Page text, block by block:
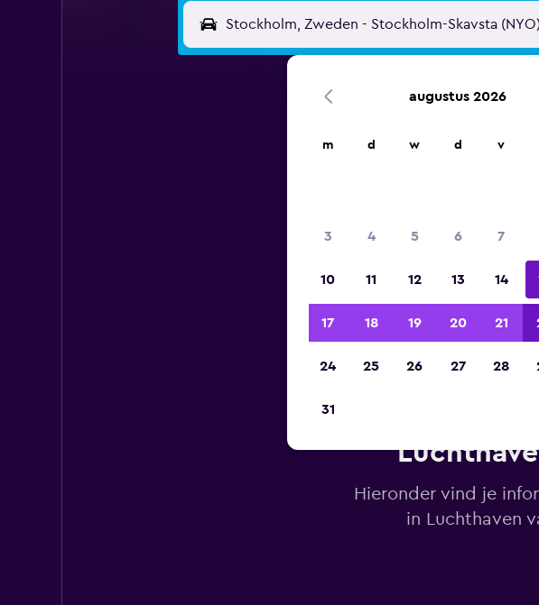
Hieronder vind je
in Luchthaven
augustus 2026
m d w d v
3 4 5 6 7
10 11 12 13 14
17 18 19 20 21
24 25 26 27 28
31